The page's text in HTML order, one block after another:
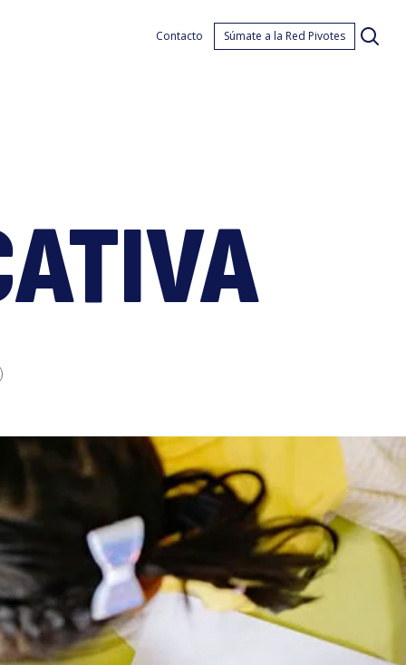
Contacto Súmate a la Red Pivotes